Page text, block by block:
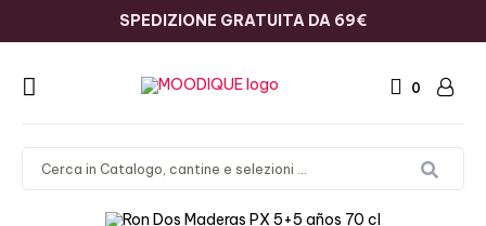
SPEDIZIONE GRATUITA DA 69€
0